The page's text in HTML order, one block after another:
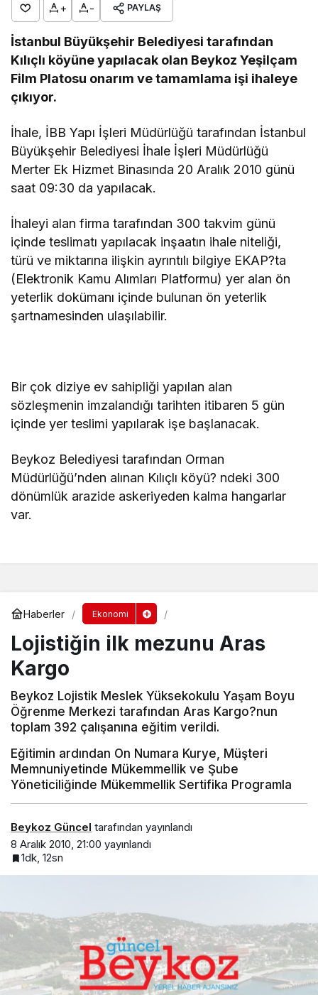
+ - PAYLAŞ
İstanbul Büyükşehir Belediyesi tarafından
Kılıçlı köyüne yapılacak olan Beykoz Yeşilçam
Film Platosu onarım ve tamamlama işi ihaleye
çıkıyor.
İhale, İBB Yapı İşleri Müdürlüğü tarafından İstanbul
Büyükşehir Belediyesi İhale İşleri Müdürlüğü
Merter Ek Hizmet Binasında 20 Aralık 2010 günü
saat 09:30 da yapılacak.
İhaleyi alan firma tarafından 300 takvim günü
içinde teslimatı yapılacak inşaatın ihale niteliği,
türü ve miktarına ilişkin ayrıntılı bilgiye EKAP?ta
(Elektronik Kamu Alımları Platformu) yer alan ön
yeterlik dokümanı içinde bulunan ön yeterlik
şartnamesinden ulaşılabilir.
Bir çok diziye ev sahipliği yapılan alan
sözleşmenin imzalandığı tarihten itibaren 5 gün
içinde yer teslimi yapılarak işe başlanacak.
Beykoz Belediyesi tarafından Orman
Müdürlüğü’nden alınan Kılıçlı köyü? ndeki 300
dönümlük arazide askeriyeden kalma hangarlar
var.
Haberler Ekonomi
Lojistiğin ilk mezunu Aras
Kargo
Beykoz Lojistik Meslek Yüksekokulu Yaşam Boyu
Öğrenme Merkezi tarafından Aras Kargo?nun
toplam 392 çalışanına eğitim verildi.
Eğitimin ardından On Numara Kurye, Müşteri
Memnuniyetinde Mükemmellik ve Şube
Yöneticiliğinde Mükemmellik Sertifika Programla
Beykoz Güncel tarafından yayınlandı
8 Aralık 2010, 21:00 yayınlandı
1dk, 12sn